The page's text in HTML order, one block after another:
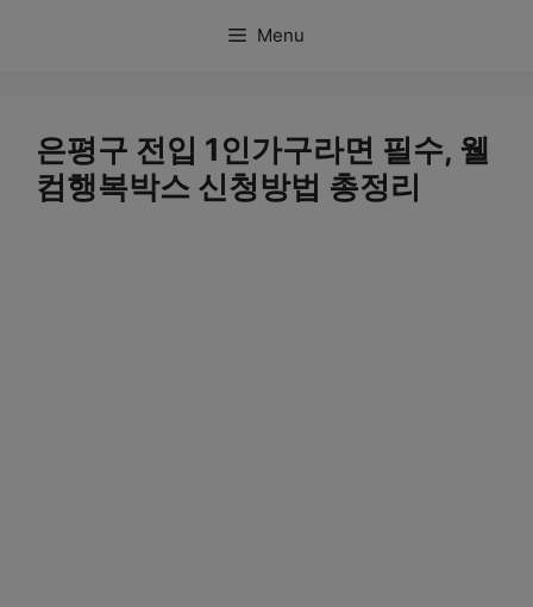
Menu
은평구 전입 1인가구라면 필수, 웰
컴행복박스 신청방법 총정리